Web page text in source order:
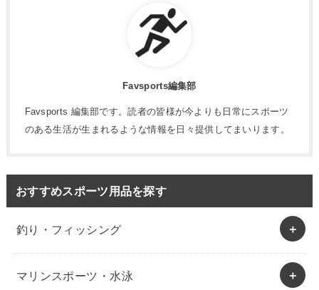
Favsports編集部
Favsports 編集部です。読者の皆様が今よりも日常にスポーツ
のある生活が生まれるような情報を日々提供してまいります。
おすすめスポーツ用品を探す
釣り・フィッシング
マリンスポーツ・水泳